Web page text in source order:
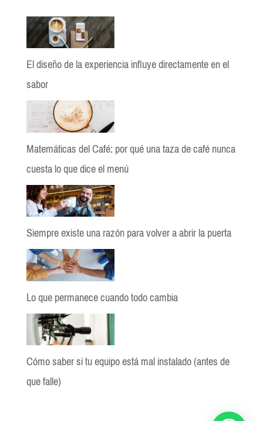
El diseño de la experiencia influye directamente en el
sabor
Matemáticas del Café: por qué una taza de café nunca
cuesta lo que dice el menú
Siempre existe una razón para volver a abrir la puerta
Lo que permanece cuando todo cambia
Cómo saber si tu equipo está mal instalado (antes de
que falle)